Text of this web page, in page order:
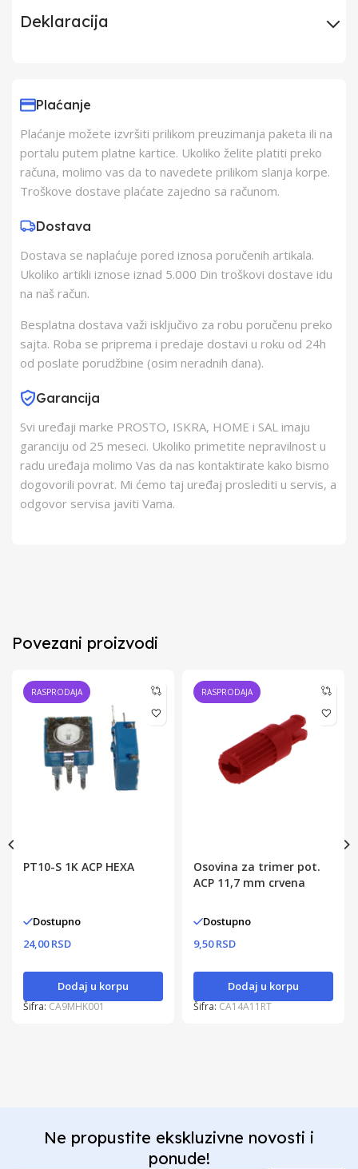
Deklaracija
Proizvođač
Schukat Electronic
gmbh
Zemlja Uvoza Kina
Plaćanje
Plaćanje možete izvršiti prilikom preuzimanja paketa ili na
portalu putem platne kartice. Ukoliko želite platiti preko
računa, molimo vas da to navedete prilikom slanja korpe.
Troškove dostave plaćate zajedno sa računom.
Dostava
Dostava se naplaćuje pored iznosa poručenih artikala.
Ukoliko artikli iznose iznad 5.000 Din troškovi dostave idu
na naš račun.
Besplatna dostava važi isključivo za robu poručenu preko
sajta. Roba se priprema i predaje dostavi u roku od 24h
od poslate porudžbine (osim neradnih dana).
Garancija
Svi uređaji marke PROSTO, ISKRA, HOME i SAL imaju
garanciju od 25 meseci. Ukoliko primetite nepravilnost u
radu uređaja molimo Vas da nas kontaktirate kako bismo
dogovorili povrat. Mi ćemo taj uređaj proslediti u servis, a
odgovor servisa javiti Vama.
Povezani proizvodi
RASPRODAJA
PT10-S 1K ACP HEXA
Dostupno
24,00 RSD
Dodaj u korpu
Šifra: CA9MHK001
RASPRODAJA
Osovina za trimer pot.
ACP 11,7 mm crvena
Dostupno
9,50 RSD
Dodaj u korpu
Šifra: CA14A11RT
Ne propustite ekskluzivne novosti i
ponude!